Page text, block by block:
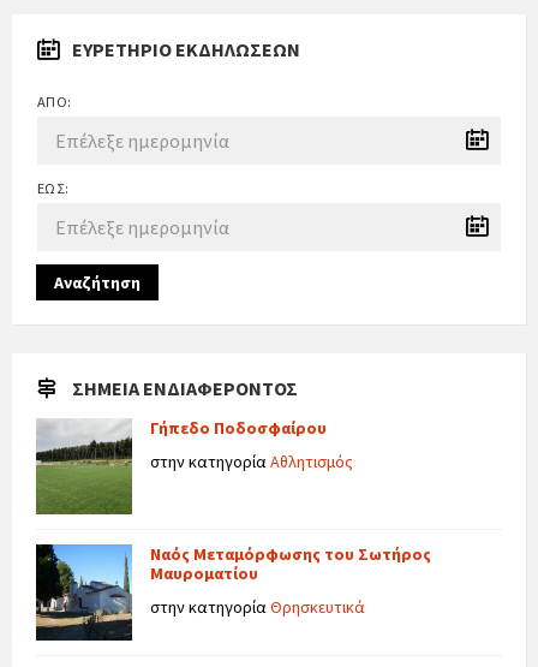
ΕΥΡΕΤΉΡΙΟ ΕΚΔΗΛΏΣΕΩΝ
ΑΠΌ:
ΈΩΣ:
Αναζήτηση
ΣΗΜΕΊΑ ΕΝΔΙΑΦΈΡΟΝΤΟΣ
Γήπεδο Ποδοσφαίρου
στην κατηγορίαΑθλητισμός
Ναός Μεταμόρφωσης του Σωτήρος
Μαυροματίου
στην κατηγορίαΘρησκευτικά